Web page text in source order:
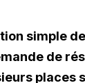
simple
de
places